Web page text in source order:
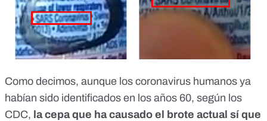
Como decimos, aunque los coronavirus humanos ya
habían sido identificados en los años 60, según los
CDC, la cepa que ha causado el brote actual sí que